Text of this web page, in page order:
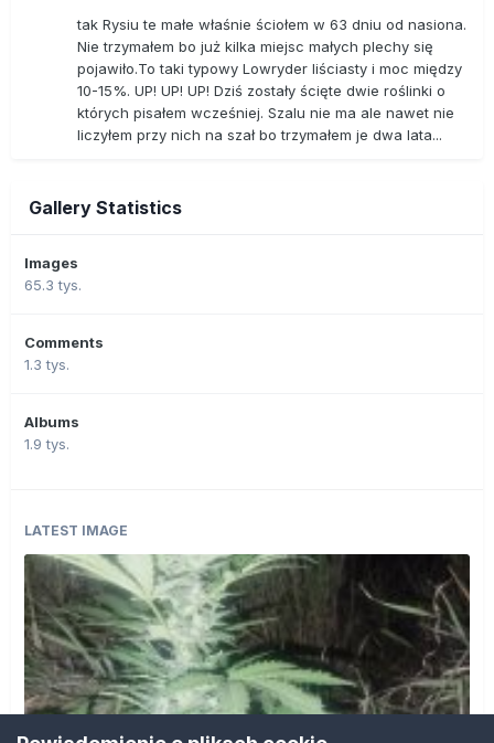
tak Rysiu te małe właśnie ściołem w 63 dniu od nasiona.
Nie trzymałem bo już kilka miejsc małych plechy się
pojawiło.To taki typowy Lowryder liściasty i moc między
10-15%. UP! UP! UP! Dziś zostały ścięte dwie roślinki o
których pisałem wcześniej. Szalu nie ma ale nawet nie
liczyłem przy nich na szał bo trzymałem je dwa lata...
Gallery Statistics
Images
65.3 tys.
Comments
1.3 tys.
Albums
1.9 tys.
LATEST IMAGE